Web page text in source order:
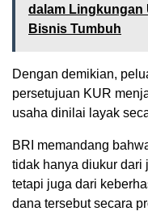
dalam Lingkungan
Bisnis Tumbuh
Dengan demikian,
persetujuan KUR
usaha dinilai layak
BRI memandang
tidak hanya diukur dari
tetapi juga dari
dana tersebut secara